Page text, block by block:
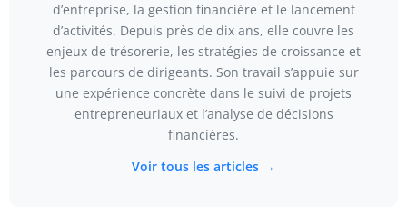
d’entreprise, la gestion financière et le lancement
d’activités. Depuis près de dix ans, elle couvre les
enjeux de trésorerie, les stratégies de croissance et
les parcours de dirigeants. Son travail s’appuie sur
une expérience concrète dans le suivi de projets
entrepreneuriaux et l’analyse de décisions
financières.
Voir tous les articles →